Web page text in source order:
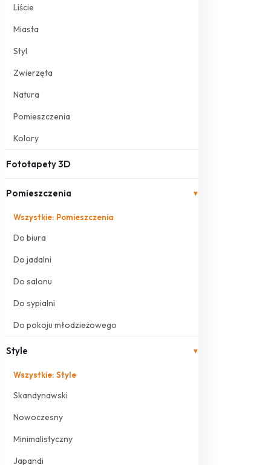
Liście
Miasta
Styl
Zwierzęta
Natura
Pomieszczenia
Kolory
Fototapety 3D
Pomieszczenia ▾
Wszystkie: Pomieszczenia
Do biura
Do jadalni
Do salonu
Do sypialni
Do pokoju młodzieżowego
Style ▾
Wszystkie: Style
Skandynawski
Nowoczesny
Minimalistyczny
Japandi